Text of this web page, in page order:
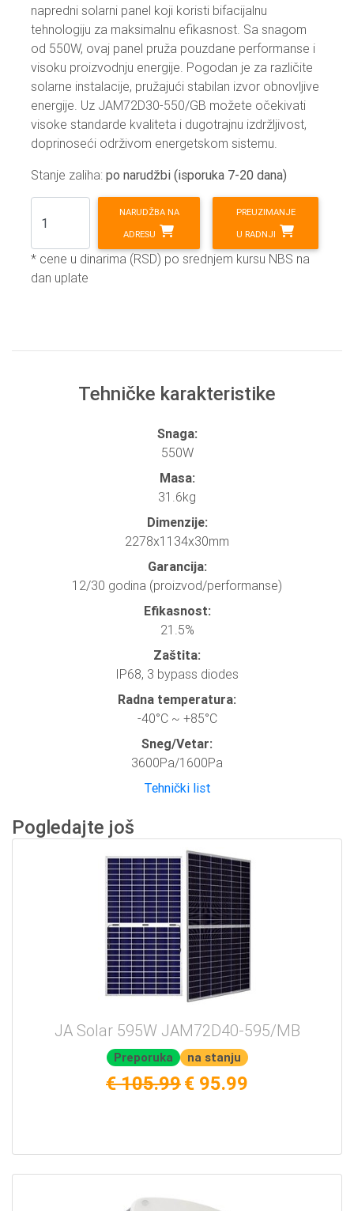
napredni solarni panel koji koristi bifacijalnu
tehnologiju za maksimalnu efikasnost. Sa snagom
od 550W, ovaj panel pruža pouzdane performanse i
visoku proizvodnju energije. Pogodan je za različite
solarne instalacije, pružajući stabilan izvor obnovljive
energije. Uz JAM72D30-550/GB možete očekivati
visoke standarde kvaliteta i dugotrajnu izdržljivost,
doprinoseći održivom energetskom sistemu.
Stanje zaliha: po narudžbi (isporuka 7-20 dana)
NARUDŽBA NA
ADRESU
PREUZIMANJE
U RADNJI
* cene u dinarima (RSD) po srednjem kursu NBS na
dan uplate
Tehničke karakteristike
Snaga:
550W
Masa:
31.6kg
Dimenzije:
2278x1134x30mm
Garancija:
12/30 godina (proizvod/performanse)
Efikasnost:
21.5%
Zaštita:
IP68, 3 bypass diodes
Radna temperatura:
-40°C ~ +85°C
Sneg/Vetar:
3600Pa/1600Pa
Tehnički list
Pogledajte još
JA Solar 595W JAM72D40-595/MB
Preporuka na stanju
€ 105.99€ 95.99